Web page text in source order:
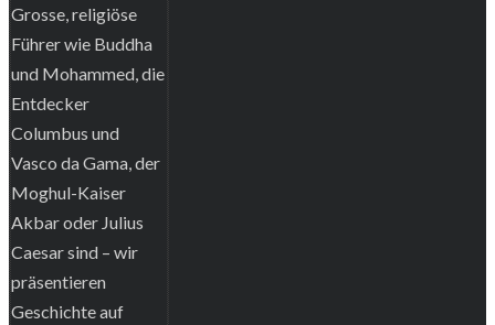
Grosse, religiöse
Führer wie Buddha
und Mohammed, die
Entdecker
Columbus und
Vasco da Gama, der
Moghul-Kaiser
Akbar oder Julius
Caesar sind – wir
präsentieren
Geschichte auf